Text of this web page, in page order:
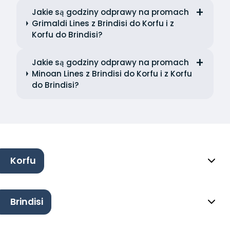
Jakie są godziny odprawy na promach
Grimaldi Lines z Brindisi do Korfu i z
Korfu do Brindisi?
Jakie są godziny odprawy na promach
Minoan Lines z Brindisi do Korfu i z Korfu
do Brindisi?
Korfu
Brindisi